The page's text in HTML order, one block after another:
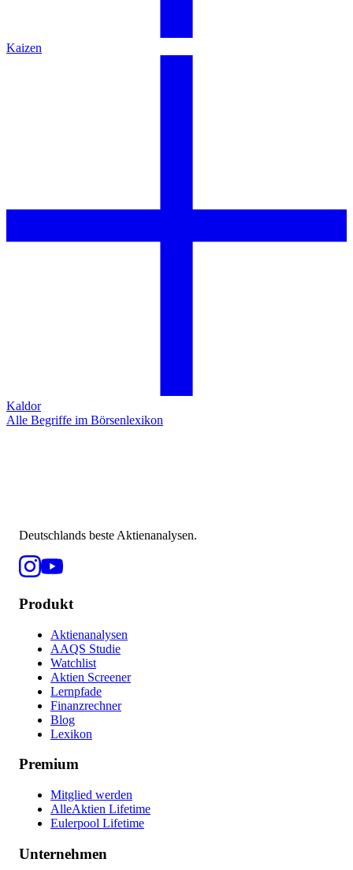
Kaizen
Kaldor
Alle Begriffe im Börsenlexikon
Deutschlands beste Aktienanalysen.
Produkt
Aktienanalysen
AAQS Studie
Watchlist
Aktien Screener
Lernpfade
Finanzrechner
Blog
Lexikon
Premium
Mitglied werden
AlleAktien Lifetime
Eulerpool Lifetime
Unternehmen